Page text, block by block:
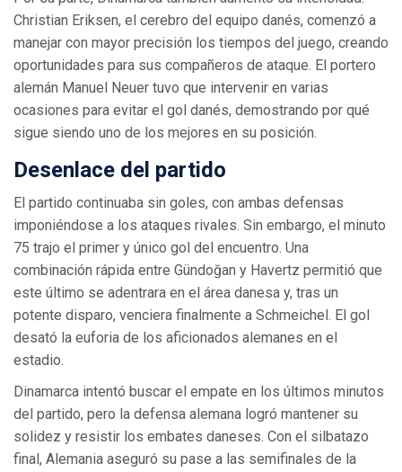
Christian Eriksen, el cerebro del equipo danés, comenzó a
manejar con mayor precisión los tiempos del juego, creando
oportunidades para sus compañeros de ataque. El portero
alemán Manuel Neuer tuvo que intervenir en varias
ocasiones para evitar el gol danés, demostrando por qué
sigue siendo uno de los mejores en su posición.
Desenlace del partido
El partido continuaba sin goles, con ambas defensas
imponiéndose a los ataques rivales. Sin embargo, el minuto
75 trajo el primer y único gol del encuentro. Una
combinación rápida entre Gündoğan y Havertz permitió que
este último se adentrara en el área danesa y, tras un
potente disparo, venciera finalmente a Schmeichel. El gol
desató la euforia de los aficionados alemanes en el
estadio.
Dinamarca intentó buscar el empate en los últimos minutos
del partido, pero la defensa alemana logró mantener su
solidez y resistir los embates daneses. Con el silbatazo
final, Alemania aseguró su pase a las semifinales de la